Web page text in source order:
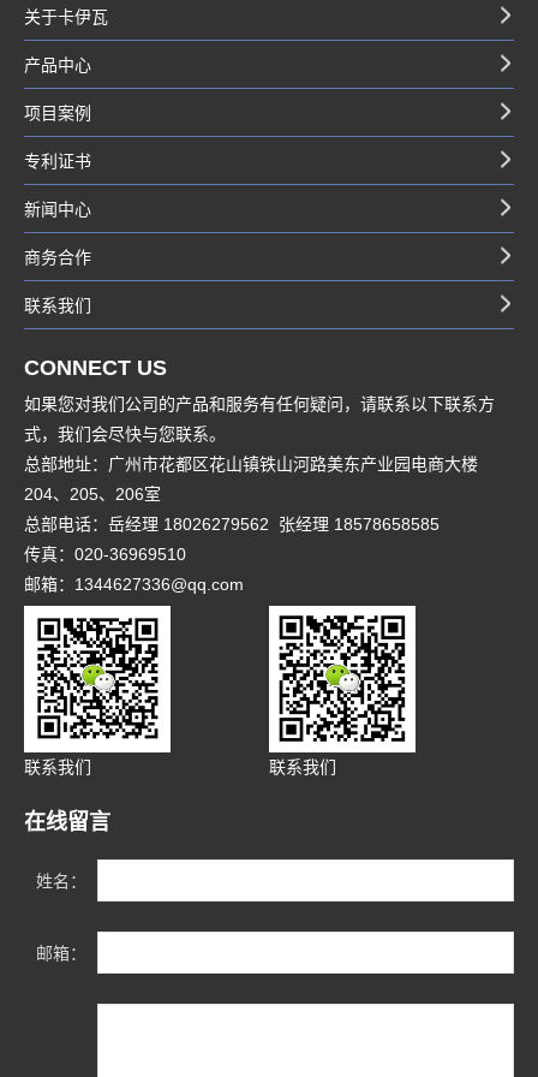
关于卡伊瓦
产品中心
项目案例
专利证书
新闻中心
商务合作
联系我们
CONNECT US
如果您对我们公司的产品和服务有任何疑问，请联系以下联系方
式，我们会尽快与您联系。
总部地址：广州市花都区花山镇铁山河路美东产业园电商大楼
204、205、206室
总部电话：岳经理 18026279562 张经理 18578658585
传真：020-36969510
邮箱：1344627336@qq.com
联系我们 联系我们
在线留言
姓名：
邮箱：